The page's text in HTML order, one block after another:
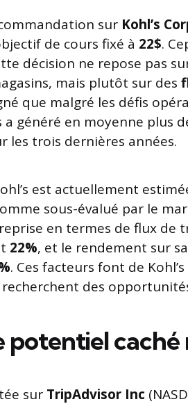
sur Kohl’s
de cours fixé à 22$.
décision ne repose pas
mais plutôt sur des
que malgré les défis
a généré en moyenne plus
les trois dernières années.
est actuellement
sous-évalué par le
en termes de flux de
22%, et le rendement sur
. Ces facteurs font de
des
potentiel caché
sur TripAdvisor Inc